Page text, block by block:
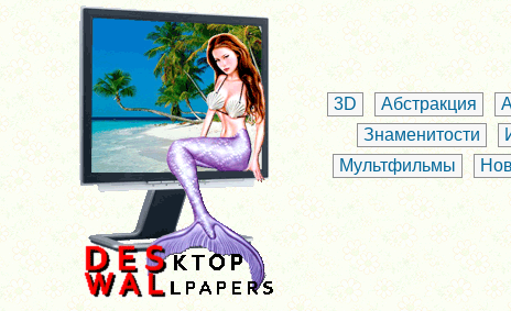
3D Абстракция
Знаменитости
Мультфильмы